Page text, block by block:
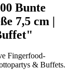
Bunte
7,5 cm |
Fingerfood-
& Buffets.